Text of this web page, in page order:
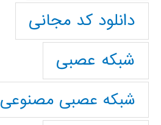
دانلود کد مجانی
شبکه عصبی
شبکه عصبی مصنوعی